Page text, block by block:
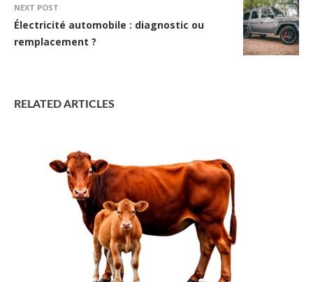
NEXT POST
Électricité automobile : diagnostic ou
remplacement ?
RELATED ARTICLES